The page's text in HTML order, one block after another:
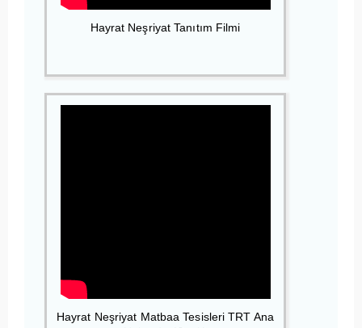
Hayrat Neşriyat Tanıtım Filmi
Hayrat Neşriyat Matbaa Tesisleri TRT Ana